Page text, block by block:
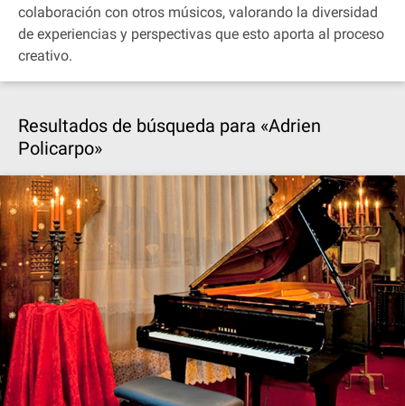
colaboración con otros músicos, valorando la diversidad
de experiencias y perspectivas que esto aporta al proceso
creativo.
Resultados de búsqueda para «Adrien
Policarpo»